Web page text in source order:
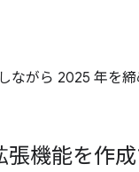
がら 2025 年を締
機能を作